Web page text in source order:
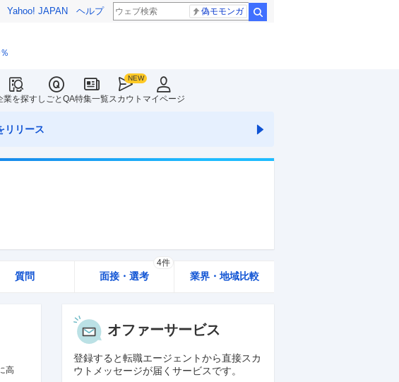
Yahoo! JAPAN ヘルプ 偽モモンガ
業を探すしごとQA特集一覧スカウト マイページ
リリース
質問 面接・選考
4件
業界・地域比較
高
オファーサービス
登録すると転職エージェントから直接スカ
ウトメッセージが届くサービスです。